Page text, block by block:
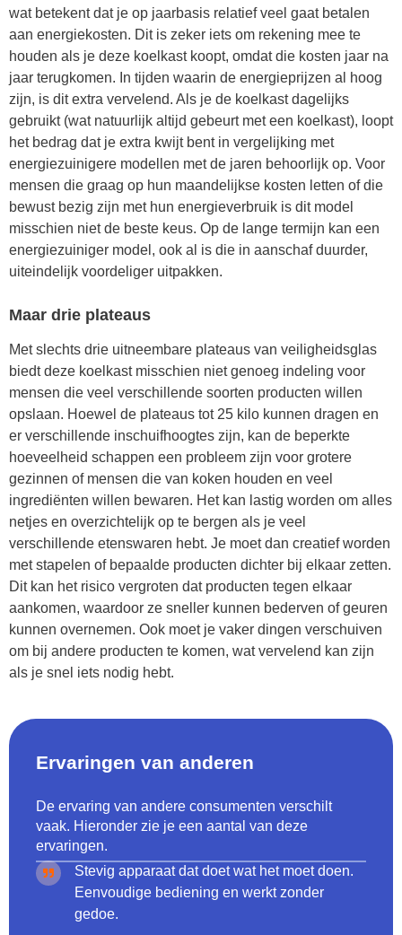
wat betekent dat je op jaarbasis relatief veel gaat betalen
aan energiekosten. Dit is zeker iets om rekening mee te
houden als je deze koelkast koopt, omdat die kosten jaar na
jaar terugkomen. In tijden waarin de energieprijzen al hoog
zijn, is dit extra vervelend. Als je de koelkast dagelijks
gebruikt (wat natuurlijk altijd gebeurt met een koelkast), loopt
het bedrag dat je extra kwijt bent in vergelijking met
energiezuinigere modellen met de jaren behoorlijk op. Voor
mensen die graag op hun maandelijkse kosten letten of die
bewust bezig zijn met hun energieverbruik is dit model
misschien niet de beste keus. Op de lange termijn kan een
energiezuiniger model, ook al is die in aanschaf duurder,
uiteindelijk voordeliger uitpakken.
Maar drie plateaus
Met slechts drie uitneembare plateaus van veiligheidsglas
biedt deze koelkast misschien niet genoeg indeling voor
mensen die veel verschillende soorten producten willen
opslaan. Hoewel de plateaus tot 25 kilo kunnen dragen en
er verschillende inschuifhoogtes zijn, kan de beperkte
hoeveelheid schappen een probleem zijn voor grotere
gezinnen of mensen die van koken houden en veel
ingrediënten willen bewaren. Het kan lastig worden om alles
netjes en overzichtelijk op te bergen als je veel
verschillende etenswaren hebt. Je moet dan creatief worden
met stapelen of bepaalde producten dichter bij elkaar zetten.
Dit kan het risico vergroten dat producten tegen elkaar
aankomen, waardoor ze sneller kunnen bederven of geuren
kunnen overnemen. Ook moet je vaker dingen verschuiven
om bij andere producten te komen, wat vervelend kan zijn
als je snel iets nodig hebt.
Ervaringen van anderen
De ervaring van andere consumenten verschilt
vaak. Hieronder zie je een aantal van deze
ervaringen.
Stevig apparaat dat doet wat het moet doen.
Eenvoudige bediening en werkt zonder
gedoe.